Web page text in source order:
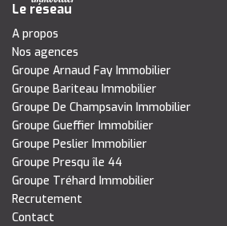
Le réseau
A propos
Nos agences
Groupe Arnaud Fay Immobilier
Groupe Bariteau Immobilier
Groupe De Champsavin Immobilier
Groupe Gueffier Immobilier
Groupe Peslier Immobilier
Groupe Presqu île 44
Groupe Tréhard Immobilier
Recrutement
Contact